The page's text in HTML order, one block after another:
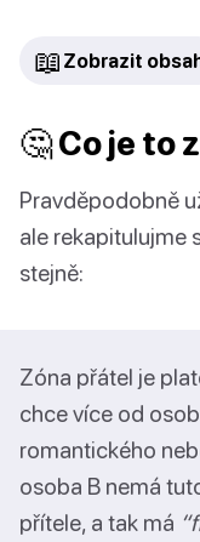
📖 Zobrazit
🤔 Co je to
Pravděpodobně
ale rekapitulujme
stejně:
Zóna přátel je
chce více od
romantického
osoba B nemá
přítele, a tak má